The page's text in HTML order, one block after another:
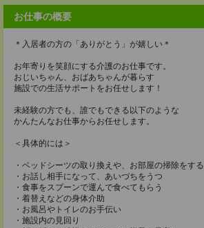
お仕事の概要
＊入居者の方の「ありがとう」が嬉しい＊
お年寄りを笑顔にする介護のお仕事です。
おじいちゃん、おばあちゃんが暮らす
施設での生活サポートをお任せします！
未経験の方でも、誰でもできる以下のような
かんたんなお仕事からお任せします。
＜具体的には＞
・ベッドシーツの取り換えや、お部屋の掃除をする
・お話し相手になって、あいづちをうつ
・食事をスプーンで運んで食べてもらう
・着替えなどの身体介助
・お風呂やトイレのお手伝い
・施設内の見回り